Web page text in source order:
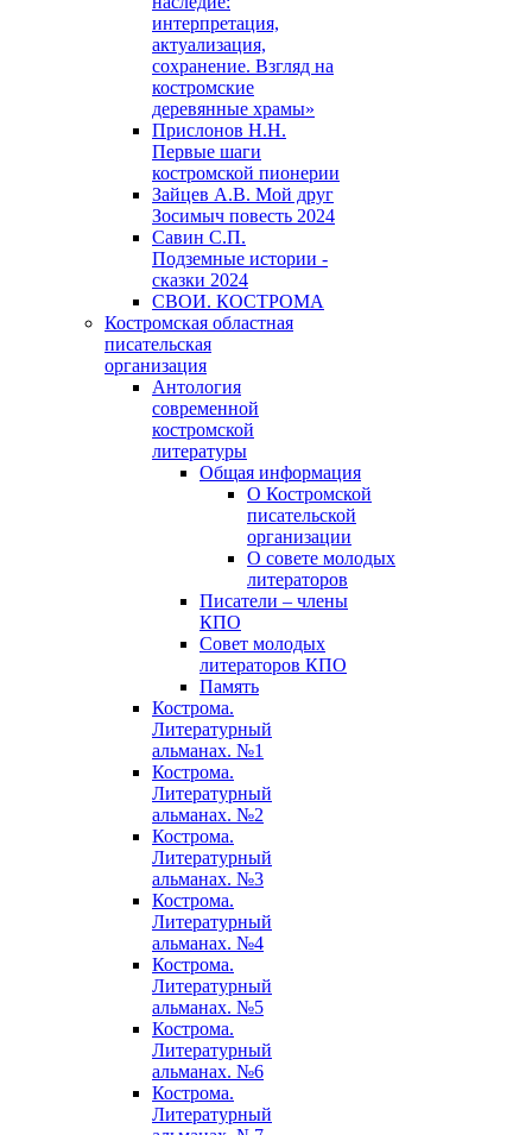
интерпретация,
актуализация,
сохранение. Взгляд на
костромские
деревянные храмы»
Прислонов Н.Н.
Первые шаги
костромской пионерии
Зайцев А.В. Мой друг
Зосимыч повесть 2024
Савин С.П.
Подземные истории -
сказки 2024
СВОИ. КОСТРОМА
Костромская областная
писательская
организация
Антология
современной
костромской
литературы
Общая информация
О Костромской
писательской
организации
О совете молодых
литераторов
Писатели – члены
КПО
Совет молодых
литераторов КПО
Память
Кострома.
Литературный
альманах. №1
Кострома.
Литературный
альманах. №2
Кострома.
Литературный
альманах. №3
Кострома.
Литературный
альманах. №4
Кострома.
Литературный
альманах. №5
Кострома.
Литературный
альманах. №6
Кострома.
Литературный